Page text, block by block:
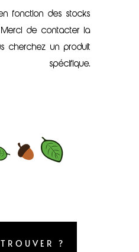
fonction des stocks
de contacter la
cherchez un produit
spécifique.
?